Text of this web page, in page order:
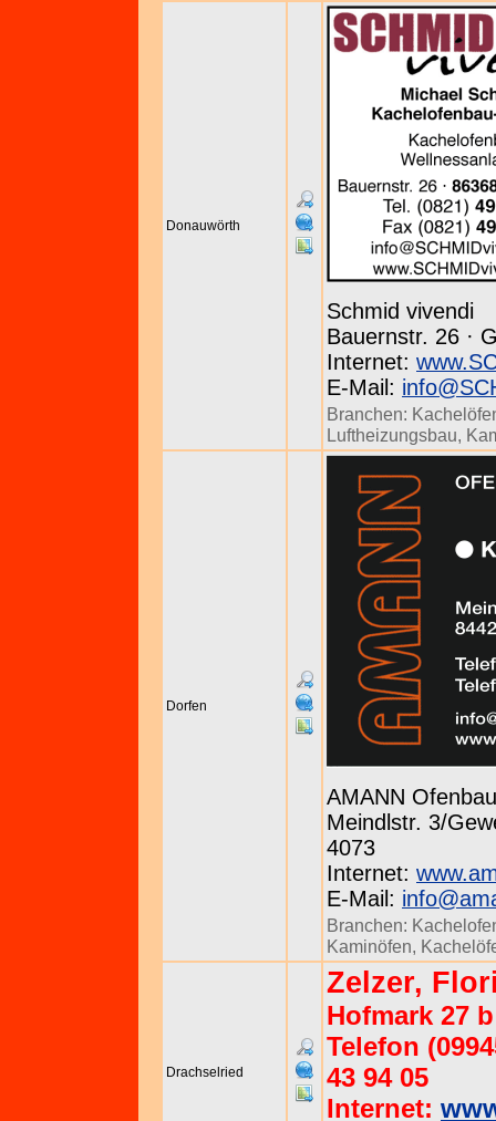
Donauwörth
Schmid vivendi
Bauernstr. 26 ·
Internet:
E-Mail:
Branchen:
Luftheizungsbau,
Dorfen
AMANN
Meindlstr. 3/
4073
Internet:
E-Mail:
Branchen:
Kaminöfen,
Drachselried
Zelzer,
Hofmark 27
Telefon
43 94 05
Internet: